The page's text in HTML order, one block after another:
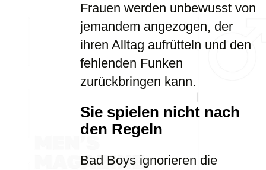
Frauen werden unbewusst von
jemandem angezogen, der
ihren Alltag aufrütteln und den
fehlenden Funken
zurückbringen kann.
Sie spielen nicht nach
den Regeln
Bad Boys ignorieren die